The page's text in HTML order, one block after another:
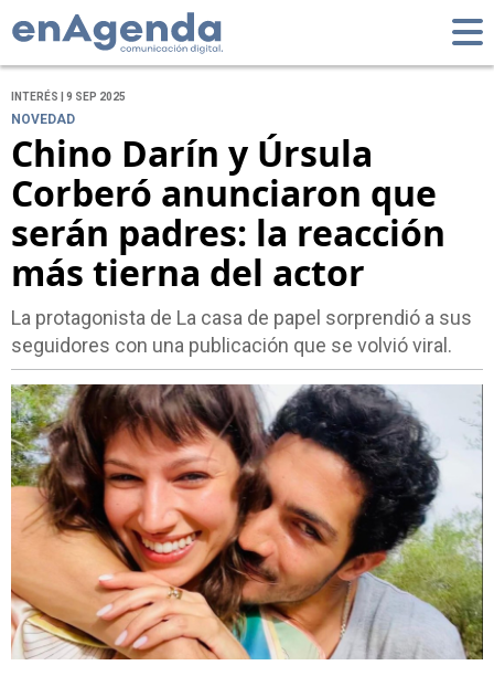
INTERÉS | 9 SEP 2025
NOVEDAD
Chino Darín y Úrsula
Corberó anunciaron que
serán padres: la reacción
más tierna del actor
La protagonista de La casa de papel sorprendió a sus
seguidores con una publicación que se volvió viral.